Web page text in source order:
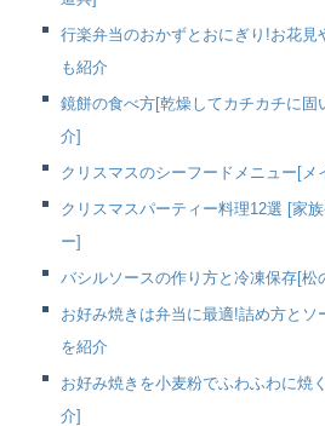
行楽弁当のおかずとおにぎり!お花
も紹介
鏡餅の食べ方[乾燥してカチカチに固
介]
クリスマスのシーフードメニュー[メ
クリスマスパーティー料理12選 [家
ー]
バシルソースの作り方と冷凍保存[松
お好み焼きは弁当に最適!詰め方と
を紹介
お好み焼きを小麦粉でふわふわに焼
介]